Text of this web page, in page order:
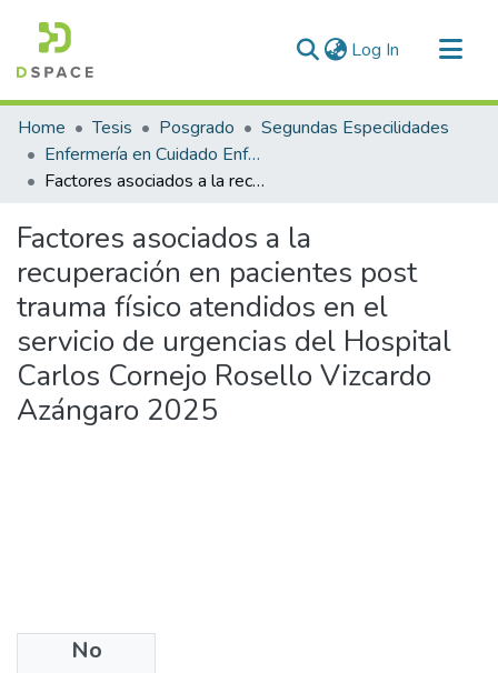
Log In (current)
Communities & Collections
All of DSpace
Statistics
Home Tesis Posgrado
Segundas Especilidades
Enfermería en Cuidado Enfermero en Emergencias y Desastres
Factores asociados a la recuperación en pacientes post trauma físico atendidos en el servicio de urgencias del Hospital Carlos Cornejo Rosello Vizcardo Azángaro 2025
Factores asociados a la
recuperación en pacientes post
trauma físico atendidos en el
servicio de urgencias del Hospital
Carlos Cornejo Rosello Vizcardo
Azángaro 2025
No